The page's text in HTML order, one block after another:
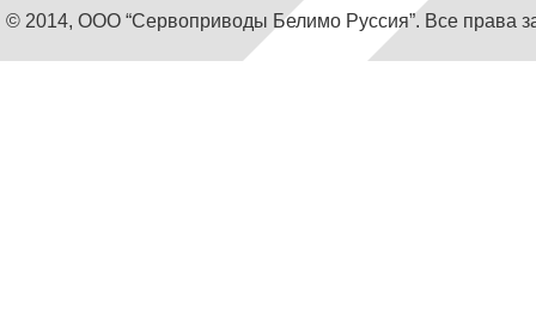
© 2014, ООО “Сервоприводы Белимо Руссия”. Все права